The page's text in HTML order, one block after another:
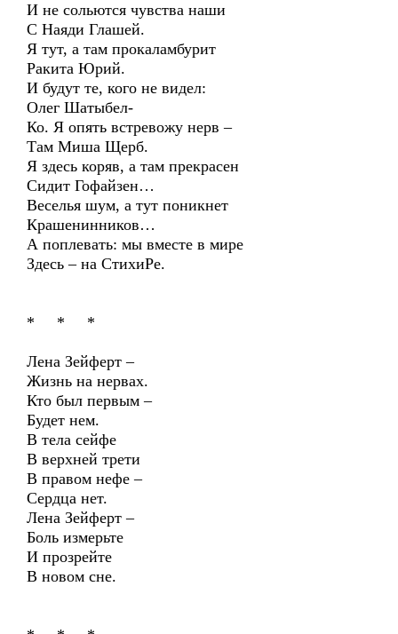
И не сольются чувства наши
С Наяди Глашей.
Я тут, а там прокаламбурит
Ракита Юрий.
И будут те, кого не видел:
Олег Шатыбел-
Ко. Я опять встревожу нерв –
Там Миша Щерб.
Я здесь коряв, а там прекрасен
Сидит Гофайзен…
Веселья шум, а тут поникнет
Крашенинников…
А поплевать: мы вместе в мире
Здесь – на СтихиРе.
* * *
Лена Зейферт –
Жизнь на нервах.
Кто был первым –
Будет нем.
В тела сейфе
В верхней трети
В правом нефе –
Сердца нет.
Лена Зейферт –
Боль измерьте
И прозрейте
В новом сне.